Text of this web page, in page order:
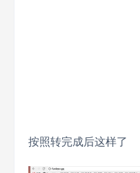
按照转完成后这样了